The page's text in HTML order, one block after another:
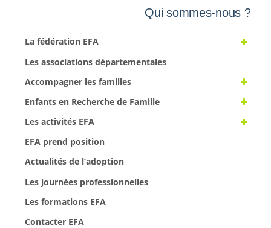
Qui sommes-nous ?
La fédération EFA
Les associations départementales
Accompagner les familles
Enfants en Recherche de Famille
Les activités EFA
EFA prend position
Actualités de l’adoption
Les journées professionnelles
Les formations EFA
Contacter EFA